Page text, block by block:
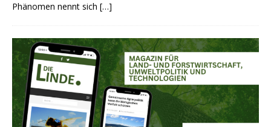
Phänomen nennt sich […]